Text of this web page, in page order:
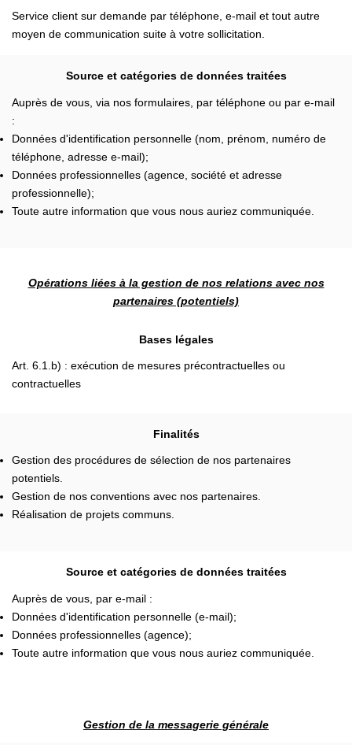
Service client sur demande par téléphone, e-mail et tout autre
moyen de communication suite à votre sollicitation.
Source et catégories de données traitées
Auprès de vous, via nos formulaires, par téléphone ou par e-mail
:
Données d'identification personnelle (nom, prénom, numéro de
téléphone, adresse e-mail);
Données professionnelles (agence, société et adresse
professionnelle);
Toute autre information que vous nous auriez communiquée.
Opérations liées à la gestion de nos relations avec nos
partenaires (potentiels)
Bases légales
Art. 6.1.b) : exécution de mesures précontractuelles ou
contractuelles
Finalités
Gestion des procédures de sélection de nos partenaires
potentiels.
Gestion de nos conventions avec nos partenaires.
Réalisation de projets communs.
Source et catégories de données traitées
Auprès de vous, par e-mail :
Données d'identification personnelle (e-mail);
Données professionnelles (agence);
Toute autre information que vous nous auriez communiquée.
Gestion de la messagerie générale